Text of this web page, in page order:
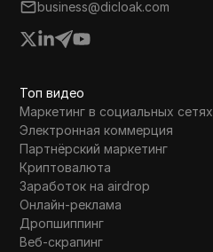
business@dicloak.com
Топ видео
Маркетинг в социальных сетях
Электронная коммерция
Партнёрский маркетинг
Криптовалюта
Заработок на airdrop
Онлайн-реклама
Дропшиппинг
Веб-скрапинг